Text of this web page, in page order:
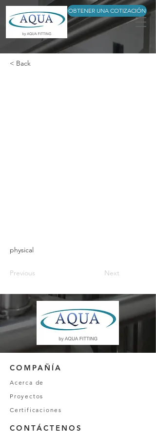
OBTENER UNA COTIZACIÓN
< Back
physical
Previous Next
COMPAÑÍA
Acerca de
Proyectos
Certificaciones
CONTÁCTENOS